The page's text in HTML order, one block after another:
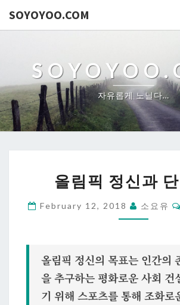
SOYOYOO.COM
자유롭게 노닐다…
림
픽
정
단
일
팀
올림픽 정신과
February 12, 2018 소요유
올림픽 정신의 목표는 인간의
을 추구하는 평화로운 사회 건
기 위해 스포츠를 통해 조화로